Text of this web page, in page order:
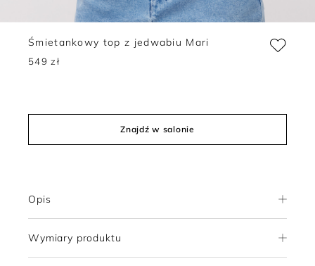
Śmietankowy top z jedwabiu Mari
549 zł
Znajdź w salonie
Opis
Wymiary produktu